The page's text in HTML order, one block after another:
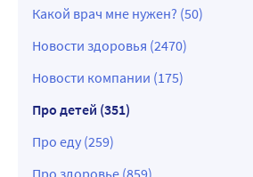
Какой врач мне нужен? (50)
Новости здоровья (2470)
Новости компании (175)
Про детей (351)
Про еду (259)
Про здоровье (859)